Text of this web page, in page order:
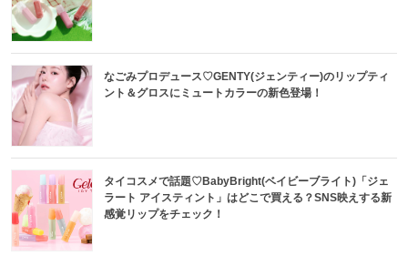
なごみプロデュース♡GENTY(ジェンティー)のリップティ
ント＆グロスにミュートカラーの新色登場！
タイコスメで話題♡BabyBright(ベイビーブライト)「ジェ
ラート アイスティント」はどこで買える？SNS映えする新
感覚リップをチェック！